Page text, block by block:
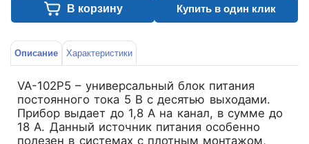
В корзину Купить в один клик
Описание Характеристики
VA-102P5 – универсальный блок питания
постоянного тока 5 В с десятью выходами.
Прибор выдает до 1,8 А на канал, в сумме до
18 А. Данный источник питания особенно
полезен в системах с плотным монтажом,